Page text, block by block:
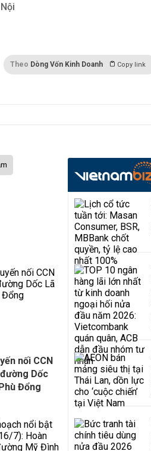
Theo Dòng Vốn Kinh Doanh Copy link
nối CCN
Dốc
Đổng